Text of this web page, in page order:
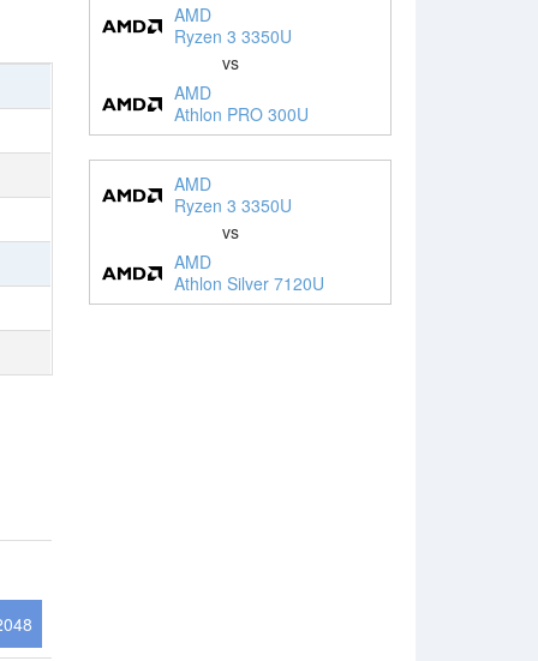
AMD
Ryzen 3 3350U
vs
AMD
Athlon PRO 300U
AMD
Ryzen 3 3350U
vs
AMD
Athlon Silver 7120U